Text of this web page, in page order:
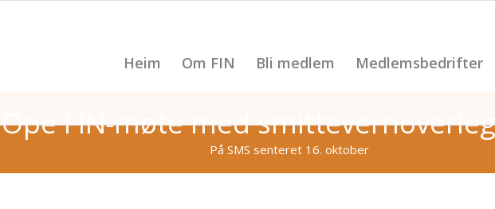
Heim Om FIN Bli medlem Medlemsbedrifter
Ope FIN-møte med
På SMS senteret 16. oktober